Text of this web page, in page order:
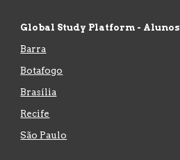
Global Study Platform - Alunos
Barra
Botafogo
Brasília
Recife
São Paulo